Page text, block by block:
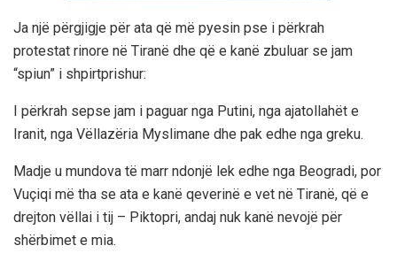
Ja një përgjigje për ata që më pyesin pse i përkrah
protestat rinore në Tiranë dhe që e kanë zbuluar se jam
“spiun” i shpirtprishur:
I përkrah sepse jam i paguar nga Putini, nga ajatollahët e
Iranit, nga Vëllazëria Myslimane dhe pak edhe nga greku.
Madje u mundova të marr ndonjë lek edhe nga Beogradi, por
Vuçiqi më tha se ata e kanë qeverinë e vet në Tiranë, që e
drejton vëllai i tij – Piktopri, andaj nuk kanë nevojë për
shërbimet e mia.